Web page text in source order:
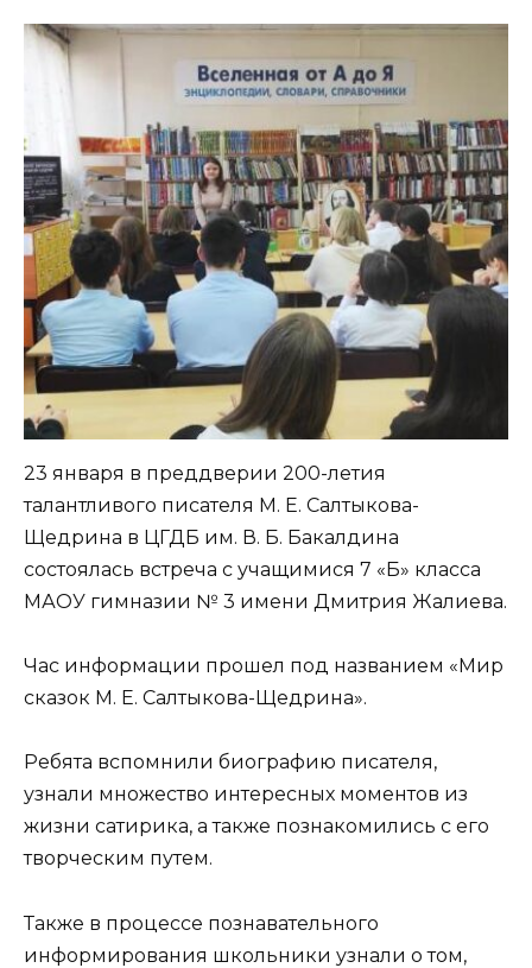
23 января в преддверии 200-летия
талантливого писателя М. Е. Салтыкова-
Щедрина в ЦГДБ им. В. Б. Бакалдина
состоялась встреча с учащимися 7 «Б» класса
МАОУ гимназии № 3 имени Дмитрия Жалиева.
Час информации прошел под названием «Мир
сказок М. Е. Салтыкова-Щедрина».
Ребята вспомнили биографию писателя,
узнали множество интересных моментов из
жизни сатирика, а также познакомились с его
творческим путем.
Также в процессе познавательного
информирования школьники узнали о том,